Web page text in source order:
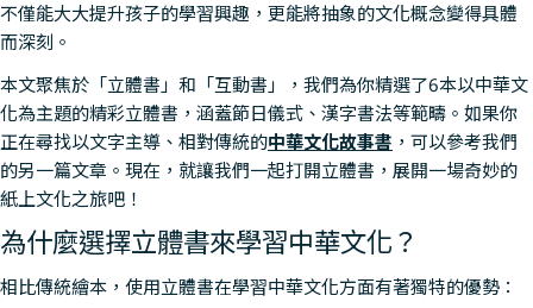
不僅能大大提升孩子的學習興趣，更能將抽象的文化概念變得具體
而深刻。
本文聚焦於「立體書」和「互動書」，我們為你精選了6本以中華文
化為主題的精彩立體書，涵蓋節日儀式、漢字書法等範疇。如果你
正在尋找以文字主導、相對傳統的中華文化故事書 ，可以參考我們
的另一篇文章。現在，就讓我們一起打開立體書，展開一場奇妙的
紙上文化之旅吧！
為什麼選擇立體書來學習中華文化？
相比傳統繪本，使用立體書在學習中華文化方面有著獨特的優勢：